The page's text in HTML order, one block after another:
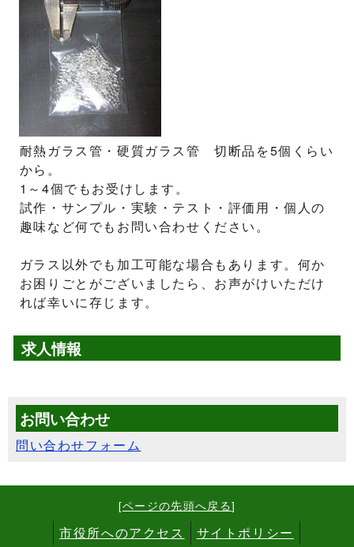
耐熱ガラス管・硬質ガラス管 切断品を5個くらい
から。
1～4個でもお受けします。
試作・サンプル・実験・テスト・評価用・個人の
趣味など何でもお問い合わせください。
ガラス以外でも加工可能な場合もあります。何か
お困りごとがございましたら、お声がけいただけ
れば幸いに存じます。
求人情報
お問い合わせ
問い合わせフォーム
[ページの先頭へ戻る]
市役所へのアクセス サイトポリシー